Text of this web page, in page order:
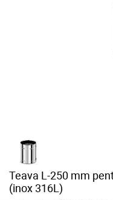
Teava L-250 mm
(inox 316L)